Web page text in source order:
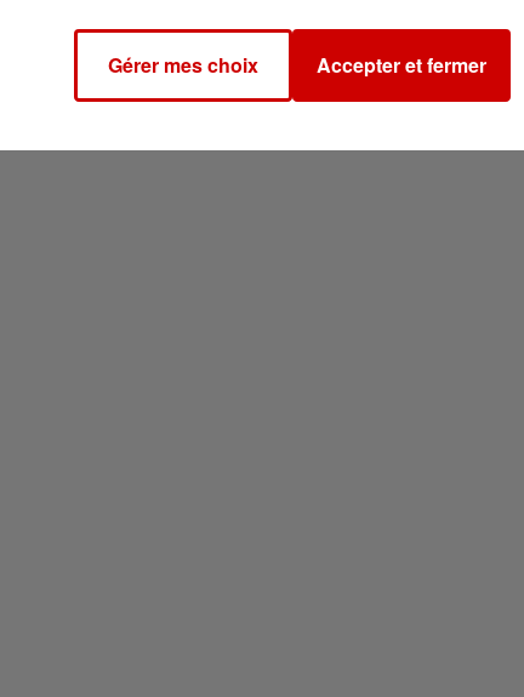
Gérer mes choix Accepter et fermer